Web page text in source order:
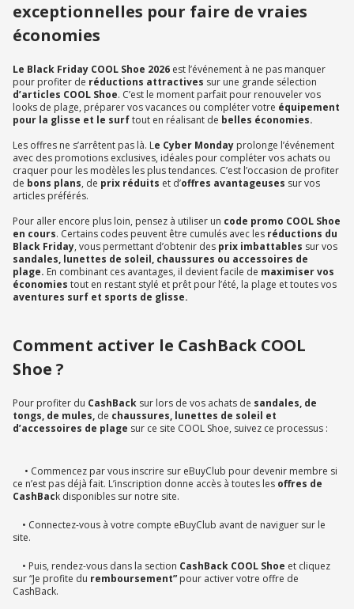
exceptionnelles pour faire de vraies
économies
Le Black Friday COOL Shoe 2026 est l’événement à ne pas manquer
pour profiter de réductions attractives sur une grande sélection
d’articles COOL Shoe. C’est le moment parfait pour renouveler vos
looks de plage, préparer vos vacances ou compléter votre équipement
pour la glisse et le surftout en réalisant de belles économies.
Les offres ne s’arrêtent pas là. Le Cyber Monday prolonge l’événement
avec des promotions exclusives, idéales pour compléter vos achats ou
craquer pour les modèles les plus tendances. C’est l’occasion de profiter
de bons plans, de prix réduits et d’offres avantageuses sur vos
articles préférés.
Pour aller encore plus loin, pensez à utiliser un code promo COOL Shoe
en cours. Certains codes peuvent être cumulés avec les réductions du
Black Friday, vous permettant d’obtenir des prix imbattables sur vos
sandales, lunettes de soleil, chaussures ou accessoires de
plage. En combinant ces avantages, il devient facile de maximiser vos
économies tout en restant stylé et prêt pour l’été, la plage et toutes vos
aventures surf et sports de glisse.
Comment activer le CashBack COOL
Shoe ?
Pour profiter du CashBack sur lors de vos achats de sandales, de
tongs, de mules, de chaussures, lunettes de soleil et
d’accessoires de plage sur ce site COOL Shoe, suivez ce processus :
• Commencez par vous inscrire sur eBuyClub pour devenir membre si
ce n’est pas déjà fait. L’inscription donne accès à toutes les offres de
CashBack disponibles sur notre site.
• Connectez-vous à votre compte eBuyClub avant de naviguer sur le
site.
• Puis, rendez-vous dans la section CashBack COOL Shoe et cliquez
sur “Je profite du remboursement” pour activer votre offre de
CashBack.